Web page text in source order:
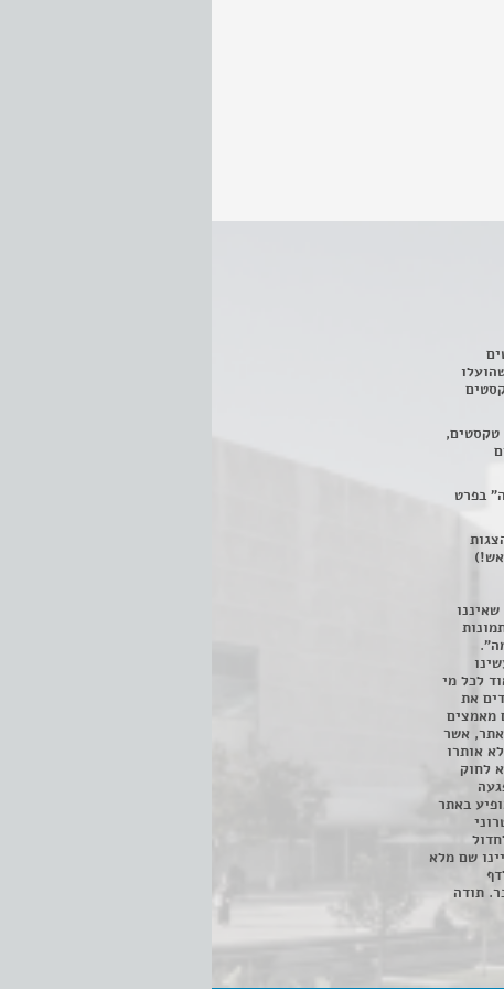
3500 מחזות, שהועלו
טקסטים,
בפרט
מרווח ובו ניתן לצפות ב- 400 הצגות
לכל מי
את
מאמצים
אשר
אותרו
בעלי הזכויות, השימוש נעשה על פי סעיף 27א לחוק
נפגעה
באתר
שם מלא
תודה